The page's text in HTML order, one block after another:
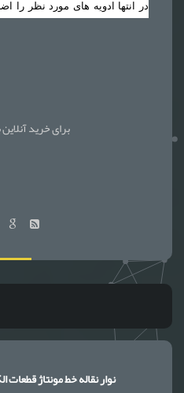
برای خرید
نوار نقاله خط مونتاژ قطعات